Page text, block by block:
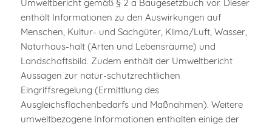
Umweltbericht gemäß § 2 a Baugesetzbuch vor. Dieser
enthält Informationen zu den Auswirkungen auf
Menschen, Kultur- und Sachgüter, Klima/Luft, Wasser,
Naturhaus-halt (Arten und Lebensräume) und
Landschaftsbild. Zudem enthält der Umweltbericht
Aussagen zur natur-schutzrechtlichen
Eingriffsregelung (Ermittlung des
Ausgleichsflächenbedarfs und Maßnahmen). Weitere
umweltbezogene Informationen enthalten einige der